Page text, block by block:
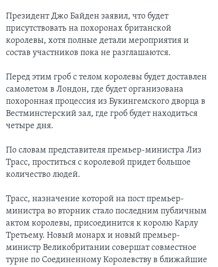
Президент Джо Байден заявил, что будет
присутствовать на похоронах британской
королевы, хотя полные детали мероприятия и
состав участников пока не разглашаются.
Перед этим гроб с телом королевы будет доставлен
самолетом в Лондон, где будет организована
похоронная процессия из Букингемского дворца в
Вестминстерский зал, где гроб будет находиться
четыре дня.
По словам представителя премьер-министра Лиз
Трасс, проститься с королевой придет большое
количество людей.
Трасс, назначение которой на пост премьер-
министра во вторник стало последним публичным
актом королевы, присоединится к королю Карлу
Третьему. Новый монарх и новый премьер-
министр Великобритании совершат совместное
турне по Соединенному Королевству в ближайшие